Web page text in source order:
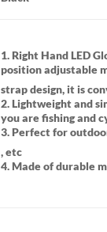
1. Right Hand LED
position adjustable
strap design, it is
2. Lightweight and
you are fishing and
3. Perfect for
, etc
4. Made of durable